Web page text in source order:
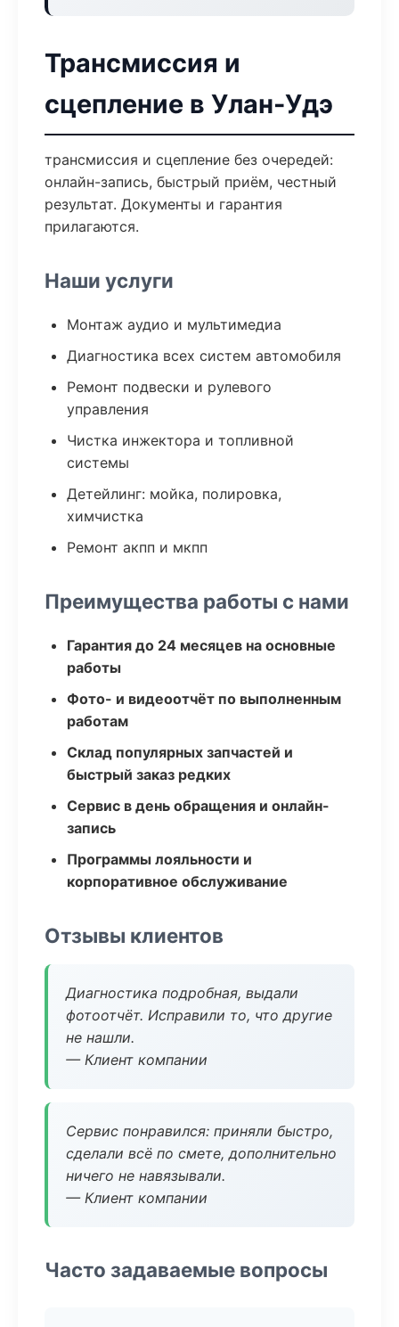
Трансмиссия и
сцепление в Улан-Удэ
трансмиссия и сцепление без очередей:
онлайн-запись, быстрый приём, честный
результат. Документы и гарантия
прилагаются.
Наши услуги
Монтаж аудио и мультимедиа
Диагностика всех систем автомобиля
Ремонт подвески и рулевого
управления
Чистка инжектора и топливной
системы
Детейлинг: мойка, полировка,
химчистка
Ремонт акпп и мкпп
Преимущества работы с нами
Гарантия до 24 месяцев на основные
работы
Фото- и видеоотчёт по выполненным
работам
Склад популярных запчастей и
быстрый заказ редких
Сервис в день обращения и онлайн-
запись
Программы лояльности и
корпоративное обслуживание
Отзывы клиентов
Диагностика подробная, выдали
фотоотчёт. Исправили то, что другие
не нашли.
— Клиент компании
Сервис понравился: приняли быстро,
сделали всё по смете, дополнительно
ничего не навязывали.
— Клиент компании
Часто задаваемые вопросы